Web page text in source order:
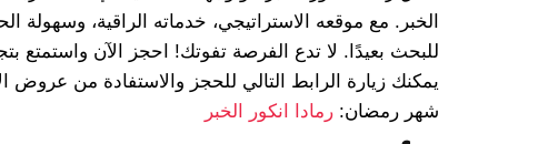
الخبر. مع موقعه الاستراتيجي، خدماته الراقية، وسهولة
للبحث بعيدًا. لا تدع الفرصة تفوتك! احجز الآن واستمتع
يمكنك زيارة الرابط التالي للحجز والاستفادة من عروض
شهر رمضان: رمادا انكور الخبر